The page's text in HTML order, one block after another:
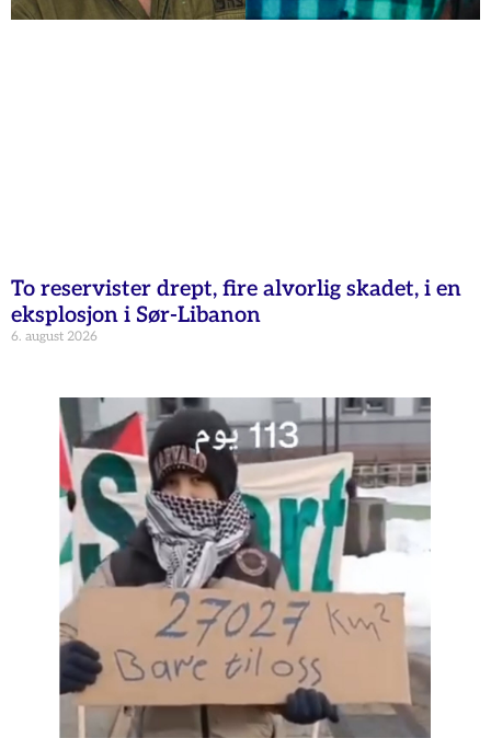
To reservister drept, fire alvorlig skadet, i en
eksplosjon i Sør-Libanon
6. august 2026